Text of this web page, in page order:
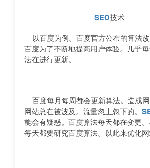
SEO技术
以百度为例。百度官方公布的算法改
百度为了不断地提高用户体验。几乎
法在进行更新。
百度每月每周都会更新算法。造成网
网站总在被波及。流量忽上忽下的。
能会有疑惑。百度算法每天都在变更
每天都要研究百度算法。以此来优化网